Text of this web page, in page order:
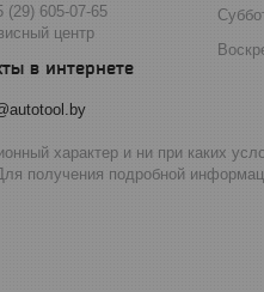
(29) 605-07-65
центр
характер и ни при каких
получения подробной